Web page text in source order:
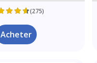
(275)
Acheter